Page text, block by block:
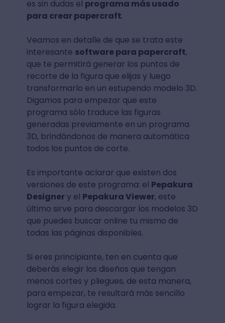
es sin dudas el programa más usado
para crear papercraft.
Veamos en detalle de que se trata este
interesante software para papercraft,
que te permitirá generar los puntos de
recorte de la figura que elijas y luego
transformarlo en un estupendo modelo 3D.
Digamos para empezar que este
programa sólo traduce las figuras
generadas previamente en un programa
3D, brindándonos de manera automática
todos los puntos de corte.
Es importante aclarar que existen dos
versiones de este programa: el Pepakura
Designer y el Pepakura Viewer, este
último sirve para descargar los modelos 3D
que puedes buscar online tu mismo de
todas las páginas disponibles.
Si eres principiante, ten en cuenta que
deberás elegir los diseños que tengan
menos cortes y pliegues, de esta manera,
para empezar, te resultará más sencillo
lograr la figura elegida.